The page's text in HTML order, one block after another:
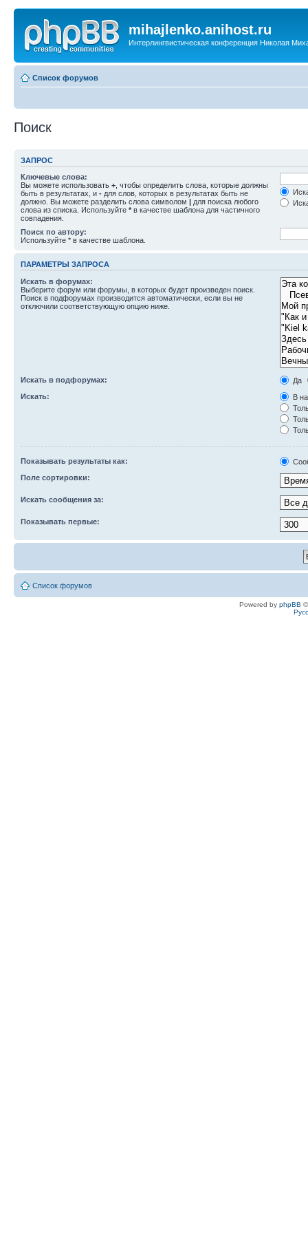
mihajlenko.anihost.ru
Интерлингвистическая конференция Николая
Список форумов
Поиск
ЗАПРОС
Ключевые слова:
Вы можете использовать + , чтобы определить слова, которые должны
быть в результатах, и - для слов, которых в результатах быть не
должно. Вы можете разделить слова символом | для поиска любого
слова из списка. Используйте * в качестве шаблона для частичного
совпадения.
Поиск по автору:
Используйте * в качестве шаблона.
ПАРАМЕТРЫ ЗАПРОСА
Искать в форумах:
Выберите форум или форумы, в которых будет произведен поиск.
Поиск в подфорумах производится автоматически, если вы не
отключили соответствующую опцию ниже.
Искать в подфорумах:
Да
Искать:
В
Показывать результаты как:
Поле сортировки:
Искать сообщения за:
Показывать первые:
Список форумов
Powered by phpBB